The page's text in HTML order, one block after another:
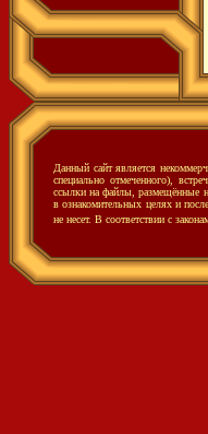
Данный сайт является
специально отмеченного),
ссылки на файлы, размещённые
в ознакомительных целях и
не несет. В соответствии с